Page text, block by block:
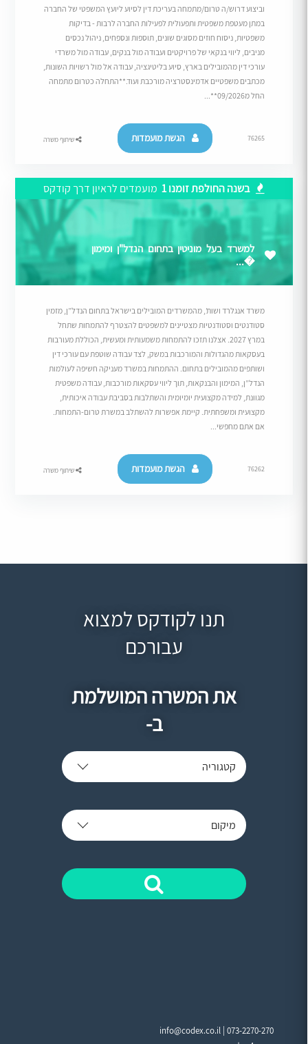
וביצוע דרוש/ה טרום/מתמחה בעריכת דין לסיוע ליועץ המשפטי של החברה
במתן מעטפת משפטית ותפעולית לפעילות החברה לרבות - בדיקות
משפטיות, ניסוח חוזים מסוגים שונים, תוספות ונספחים, ניהול נכסים
מניבים, ליווי בנקאי של פרויקטים ועבודה מול בנקים, עבודה מול משרדי
עורכי דין מהמובילים בארץ, סיוע בליטיגציה, עבודה אל מול רשויות השונות,
מכתבים משפטיים אדמינסטרציה מורכבת ועוד.**התחלה כטרום מתמחה
החל מ09/2026**...
76265 הגשת מועמדות שיתוף משרה
בשנה החולפת זומנו 1 מועמדים לראיון דרך קודקס
למשרד בעל מוניטין בתחום הנדל"ן ומימון
�...
משרד אנגלרד ושות’, מהמשרדים המובילים בישראל בתחום הנדל”ן, מזמין
סטודנטים וסטודנטיות מצטיינים למשפטים להצטרף להתמחות שתחל
במרץ 2027. אצלנו תזכו להתמחות משמעותית ומעשית, הכוללת מעורבות
בעסקאות מהגדולות והמורכבות במשק, לצד עבודה שוטפת עם עורכי דין
ושותפים מהמובילים בתחום. ההתמחות במשרד מעניקה חשיפה לעולמות
הנדל”ן, המימון והבנקאות, תוך ליווי עסקאות מורכבות, עבודה משפטית
מגוונת, למידה מקצועית יומיומית והשתלבות בסביבת עבודה איכותית,
מקצועית ומשפחתית. קיימת אפשרות להשתלב במשרת טרום-התמחות.
אם אתם מחפשי...
76262 הגשת מועמדות שיתוף משרה
תנו לקודקס למצוא
עבורכם
את המשרה המושלמת
ב-
קטגוריה
מיקום
info@codex.co.il |073-2270-270